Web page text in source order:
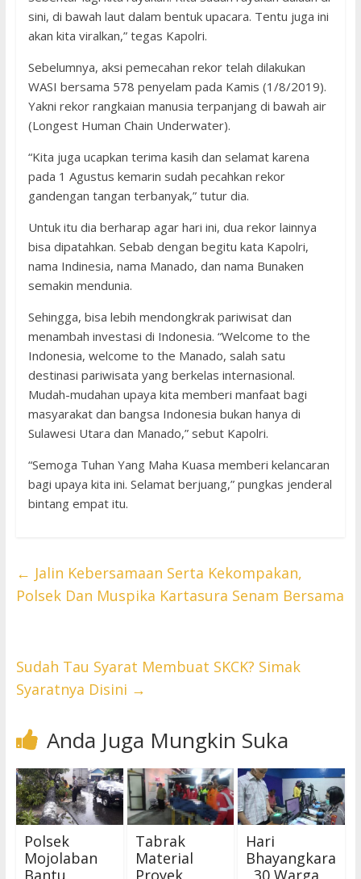
sini, di bawah laut dalam bentuk upacara. Tentu juga ini
akan kita viralkan,” tegas Kapolri.
Sebelumnya, aksi pemecahan rekor telah dilakukan
WASI bersama 578 penyelam pada Kamis (1/8/2019).
Yakni rekor rangkaian manusia terpanjang di bawah air
(Longest Human Chain Underwater).
“Kita juga ucapkan terima kasih dan selamat karena
pada 1 Agustus kemarin sudah pecahkan rekor
gandengan tangan terbanyak,” tutur dia.
Untuk itu dia berharap agar hari ini, dua rekor lainnya
bisa dipatahkan. Sebab dengan begitu kata Kapolri,
nama Indinesia, nama Manado, dan nama Bunaken
semakin mendunia.
Sehingga, bisa lebih mendongkrak pariwisat dan
menambah investasi di Indonesia. “Welcome to the
Indonesia, welcome to the Manado, salah satu
destinasi pariwisata yang berkelas internasional.
Mudah-mudahan upaya kita memberi manfaat bagi
masyarakat dan bangsa Indonesia bukan hanya di
Sulawesi Utara dan Manado,” sebut Kapolri.
“Semoga Tuhan Yang Maha Kuasa memberi kelancaran
bagi upaya kita ini. Selamat berjuang,” pungkas jenderal
bintang empat itu.
← Jalin Kebersamaan Serta Kekompakan,
Polsek Dan Muspika Kartasura Senam Bersama
Sudah Tau Syarat Membuat SKCK? Simak
Syaratnya Disini →
Anda Juga Mungkin Suka
Polsek
Mojolaban
Bantu
Tabrak
Material
Proyek,
Hari
Bhayangkara
, 30 Warga